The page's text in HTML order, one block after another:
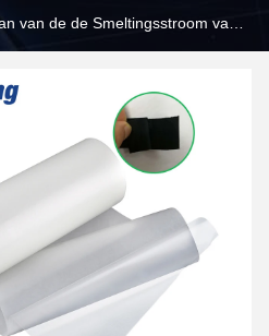
van de de Smeltingsstroom van